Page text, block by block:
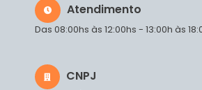
Atendimento
Das 08:00hs às 12:00hs - 13:00h às
CNPJ